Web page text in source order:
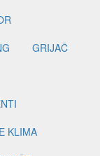
GRIJAČ
KLIMA